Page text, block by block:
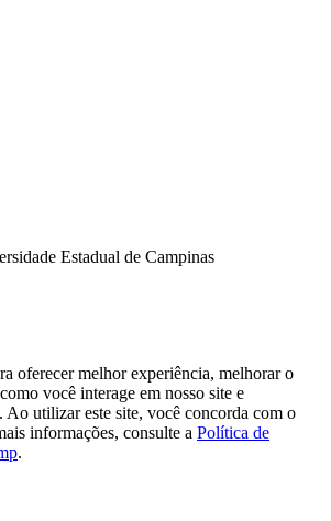
Estadual de Campinas
oferecer melhor experiência, melhorar o
você interage em nosso site e
Ao utilizar este site, você concorda com o
informações, consulte a Política de
.